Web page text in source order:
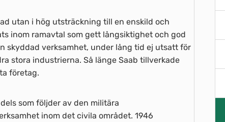
utan i hög utsträckning till en enskild och
inom ramavtal som gett långsiktighet och god
skyddad verksamhet, under lång tid ej utsatt för
stora industrierna. Så länge Saab tillverkade
företag.
som följder av den militära
inom det civila området. 1946